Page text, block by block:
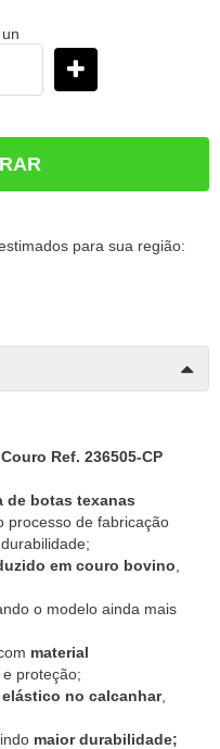
para sua região:
Ref. 236505-CP
de botas texanas
processo de fabricação
em couro bovino
o modelo ainda mais
material
e proteção;
no calcanhar,
maior durabilidade;